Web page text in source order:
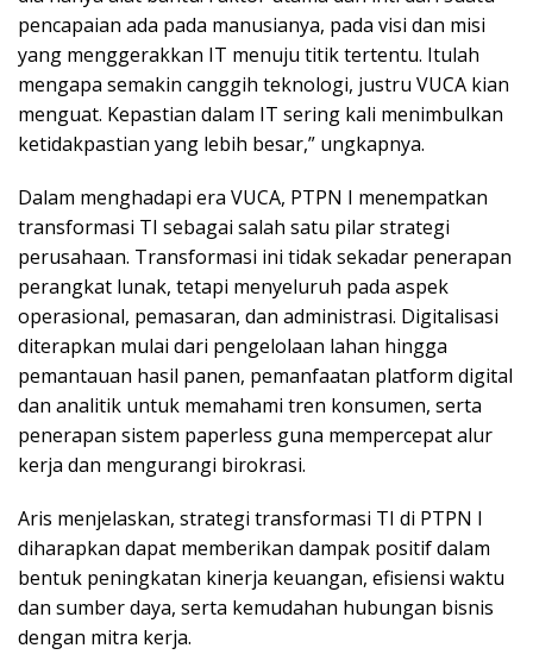
pencapaian ada pada manusianya, pada visi dan misi
yang menggerakkan IT menuju titik tertentu. Itulah
mengapa semakin canggih teknologi, justru VUCA kian
menguat. Kepastian dalam IT sering kali menimbulkan
ketidakpastian yang lebih besar,” ungkapnya.
Dalam menghadapi era VUCA, PTPN I menempatkan
transformasi TI sebagai salah satu pilar strategi
perusahaan. Transformasi ini tidak sekadar penerapan
perangkat lunak, tetapi menyeluruh pada aspek
operasional, pemasaran, dan administrasi. Digitalisasi
diterapkan mulai dari pengelolaan lahan hingga
pemantauan hasil panen, pemanfaatan platform digital
dan analitik untuk memahami tren konsumen, serta
penerapan sistem paperless guna mempercepat alur
kerja dan mengurangi birokrasi.
Aris menjelaskan, strategi transformasi TI di PTPN I
diharapkan dapat memberikan dampak positif dalam
bentuk peningkatan kinerja keuangan, efisiensi waktu
dan sumber daya, serta kemudahan hubungan bisnis
dengan mitra kerja.